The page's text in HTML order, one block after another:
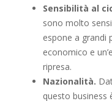
Sensibilità al
sono molto
espone a grandi
economico e
ripresa.
Nazionalità.
questo business